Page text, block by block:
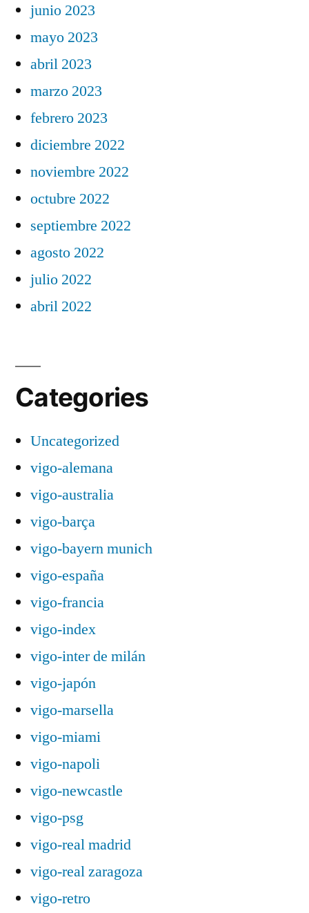
junio 2023
mayo 2023
abril 2023
marzo 2023
febrero 2023
diciembre 2022
noviembre 2022
octubre 2022
septiembre 2022
agosto 2022
julio 2022
abril 2022
Categories
Uncategorized
vigo-alemana
vigo-australia
vigo-barça
vigo-bayern munich
vigo-españa
vigo-francia
vigo-index
vigo-inter de milán
vigo-japón
vigo-marsella
vigo-miami
vigo-napoli
vigo-newcastle
vigo-psg
vigo-real madrid
vigo-real zaragoza
vigo-retro